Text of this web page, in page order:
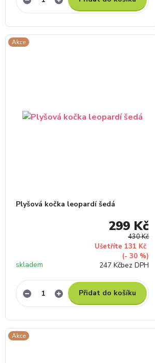
Akce
Plyšová kočka leopardí šedá
430 Kč
Ušetříte 131 Kč
(- 30 %)
299 Kč
247 Kčbez DPH
skladem
Přidat do košíku
Akce